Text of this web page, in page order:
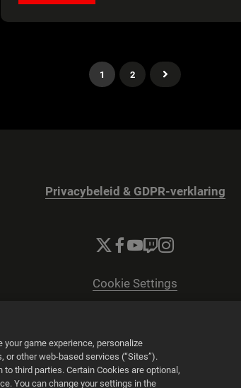
1 2
Privacybeleid & GDPR-verklaring
Cookie Settings
Powered byOnclusive PR Manager™
game experience, personalize
other web-based services (“Sites”).
third parties. Certain Cookies are optional,
You can change your settings in the